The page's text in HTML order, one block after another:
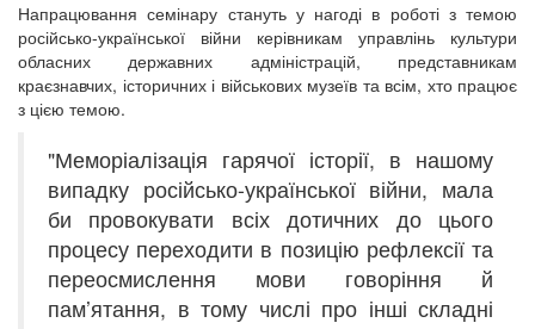
Напрацювання семінару стануть у нагоді в роботі з темою
російсько-української війни керівникам управлінь культури
обласних державних адміністрацій, представникам
краєзнавчих, історичних і військових музеїв та всім, хто працює
з цією темою.
"Меморіалізація гарячої історії, в нашому
випадку російсько-української війни, мала
би провокувати всіх дотичних до цього
процесу переходити в позицію рефлексії та
переосмислення мови говоріння й
пам’ятання, в тому числі про інші складні